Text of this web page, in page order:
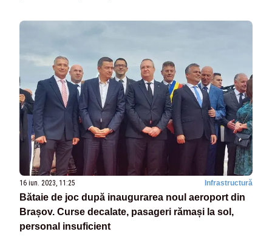
16 iun. 2023, 11:25 Infrastructură
Bătaie de joc după inaugurarea noul aeroport din
Brașov. Curse decalate, pasageri rămași la sol,
personal insuficient